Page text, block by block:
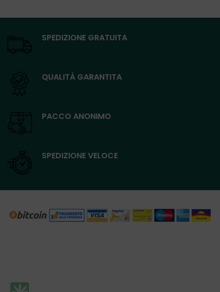
SPEDIZIONE GRATUITA
QUALITÀ GARANTITA
PACCO ANONIMO
SPEDIZIONE VELOCE